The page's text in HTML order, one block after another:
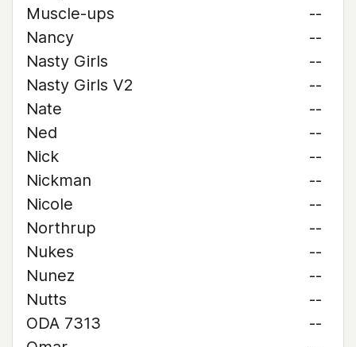
Muscle-ups
--
Nancy
--
Nasty Girls
--
Nasty Girls V2
--
Nate
--
Ned
--
Nick
--
Nickman
--
Nicole
--
Northrup
--
Nukes
--
Nunez
--
Nutts
--
ODA 7313
--